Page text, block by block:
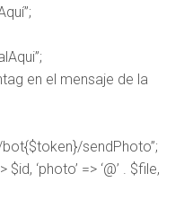
en el mensaje de la
sendPhoto”;
‘photo’ => ‘@’ . $file,